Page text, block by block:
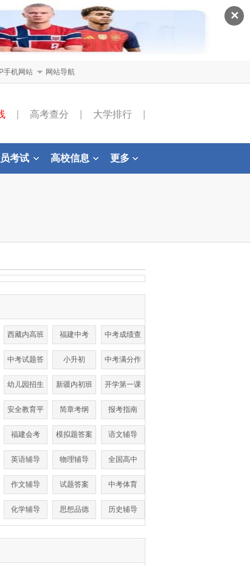
✕
手机网站 网站导航
高考查分 大学排行
考试 高校信息 更多
西藏内高班 福建中考 中考成绩查
询
中考试题答
案
小升初 中考满分作
文
幼儿园招生 新疆内初班 开学第一课
安全教育平
台
简章考纲 报考指南
福建会考 模拟题答案 语文辅导
英语辅导 物理辅导 全国高中
作文辅导 试题答案 中考体育
化学辅导 思想品德 历史辅导